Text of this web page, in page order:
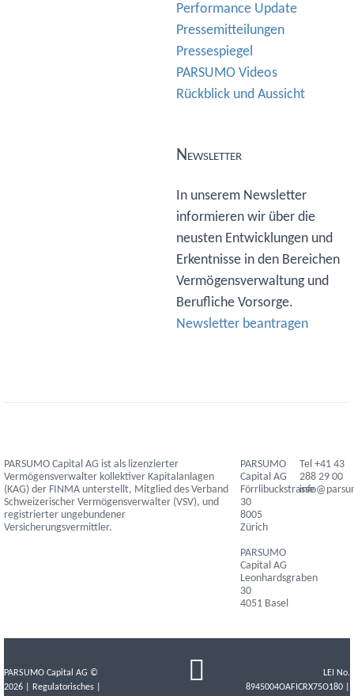
Performance Update
Pressemitteilungen
Pressespiegel
PARSUMO Videos
Rückblick und Aussicht
Newsletter
In unserem Newsletter
informieren wir über die
neusten Entwicklungen und
Erkentnisse in den Bereichen
Vermögensverwaltung und
Berufliche Vorsorge.
Newsletter beantragen
PARSUMO Capital AG ist als lizenzierter
Vermögensverwalter kollektiver Kapitalanlagen
(KAG) der FINMA unterstellt, Mitglied des Verband
Schweizerischer Vermögensverwalter (VSV), und
registrierter ungebundener
Versicherungsvermittler.
PARSUMO
Capital AG
Förrlibuckstrasse
30
8005
Zürich
PARSUMO
Capital AG
Leonhardsgraben
30
4051 Basel
Tel +41 43
288 29 00
PARSUMO Capital AG ©
2026 |
Regulatorisches
LEI No.
8945004OAFICRX75O180 |